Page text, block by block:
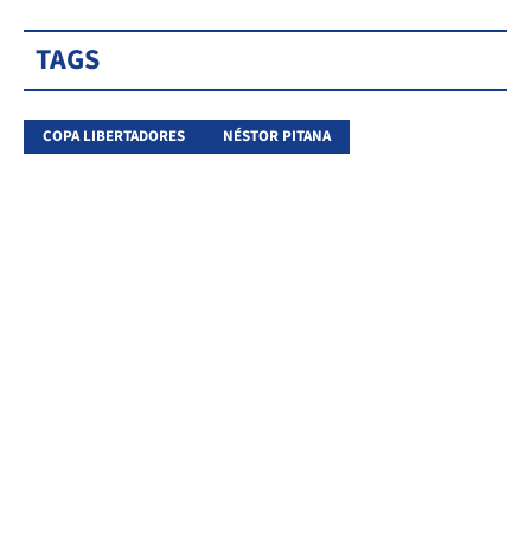
TAGS
COPA LIBERTADORES NÉSTOR PITANA